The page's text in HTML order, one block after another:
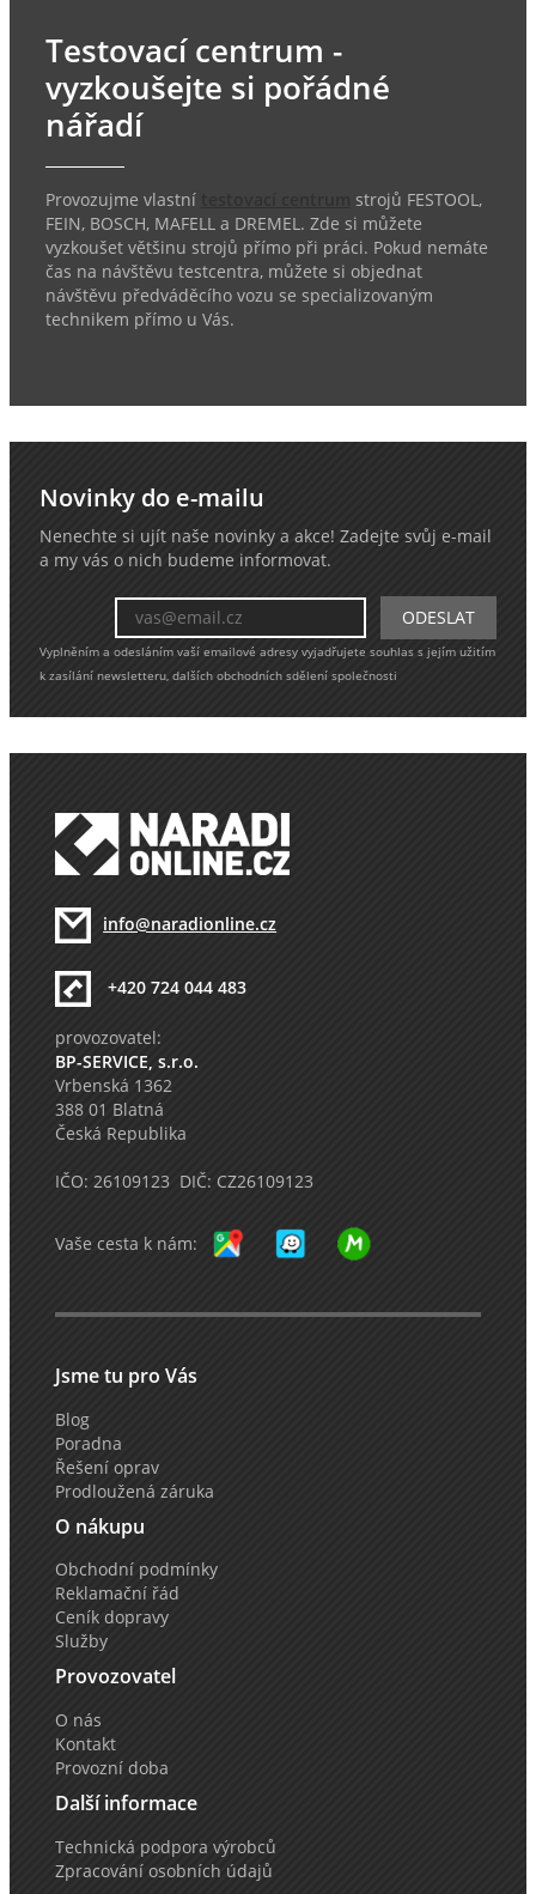
Testovací centrum -
vyzkoušejte si pořádné
nářadí
Provozujme vlastní
strojů FESTOOL,
FEIN, BOSCH, MAFELL a DREMEL. Zde si můžete
vyzkoušet většinu strojů přímo při práci. Pokud nemáte
čas na návštěvu testcentra, můžete si objednat
návštěvu předváděcího vozu se specializovaným
technikem přímo u Vás.
Novinky do e-mailu
Nenechte si ujít naše novinky a akce! Zadejte svůj e-mail
a my vás o nich budeme informovat.
Vyplněním a odesláním vaší emailové adresy vyjadřujete souhlas s jejím užitím
k zasílání newsletteru, dalších obchodních sdělení společnosti
info@naradionline.cz
+420 724 044 483
provozovatel:
BP-SERVICE, s.r.o.
Vrbenská 1362
388 01 Blatná
Česká Republika
IČO: 26109123 DIČ: CZ26109123
Vaše cesta k nám:
Jsme tu pro Vás
Blog
Poradna
Řešení oprav
Prodloužená záruka
O nákupu
Obchodní podmínky
Reklamační řád
Ceník dopravy
Služby
Provozovatel
O nás
Kontakt
Provozní doba
Další informace
Technická podpora výrobců
Zpracování osobních údajů